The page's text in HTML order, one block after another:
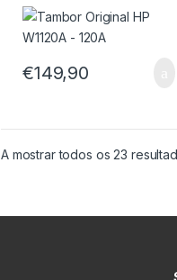
€149,90
A mostrar todos os 23